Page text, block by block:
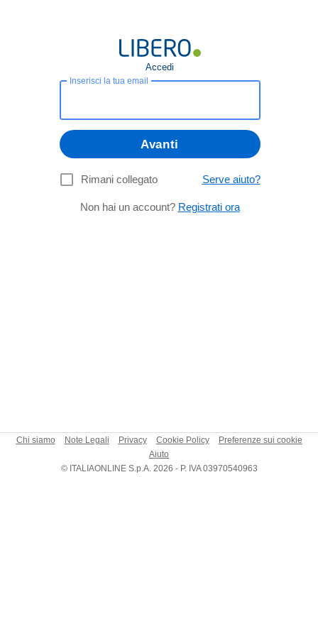
Accedi
Inserisci la tua email
Avanti
Rimani collegato Serve aiuto?
Non hai un account? Registrati ora
Chi siamo Note Legali Privacy Cookie Policy
Preferenze sui cookie
Aiuto
© ITALIAONLINE S.p.A. 2026 - P. IVA 03970540963